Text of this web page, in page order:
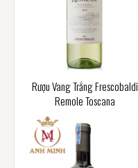
Rượu Vang Trắng Frescobaldi
Remole Toscana